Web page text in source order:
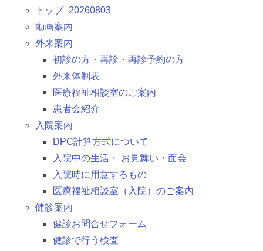
トップ_20260803
動画案内
外来案内
初診の方・再診・再診予約の方
外来体制表
医療福祉相談室のご案内
患者会紹介
入院案内
DPC計算方式について
入院中の生活・ お見舞い・面会
入院時に用意するもの
医療福祉相談室（入院）のご案内
健診案内
健診お問合せフォーム
健診で行う検査